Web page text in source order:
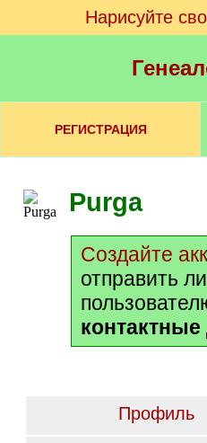
Нарисуйте
РЕГИСТРАЦИЯ
Purga
Создайте
отправить
Профиль